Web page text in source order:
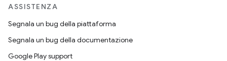
ASSISTENZA
Segnala un bug della piattaforma
Segnala un bug della documentazione
Google Play support